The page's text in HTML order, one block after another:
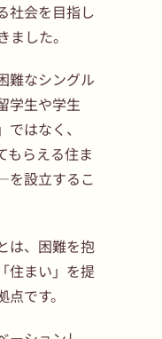
社会を目指し
した。
難なシングル
学生や学生
はなく、
もらえる住ま
を設立するこ
は、困難を抱
住まい」を提
です。